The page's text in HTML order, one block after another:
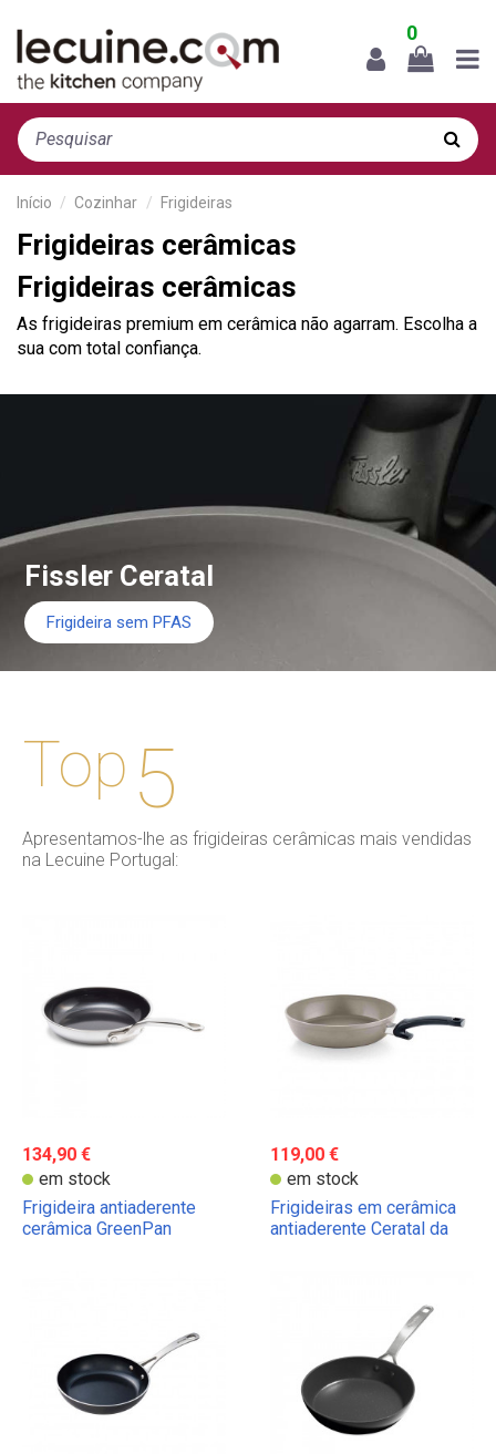
0
Início Cozinhar Frigideiras
Frigideiras cerâmicas
Frigideiras cerâmicas
As frigideiras premium em cerâmica não agarram. Escolha a
sua com total confiança.
Fissler Ceratal
Frigideira sem PFAS
Top5
Apresentamos-lhe as frigideiras cerâmicas mais vendidas
na Lecuine Portugal:
134,90 €
em stock
Frigideira antiaderente
cerâmica GreenPan
119,00 €
em stock
Frigideiras em cerâmica
antiaderente Ceratal da